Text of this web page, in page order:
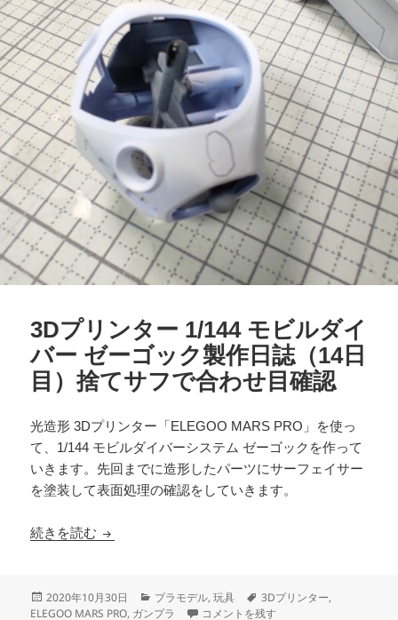
3Dプリンター 1/144 モビルダイ
バー ゼーゴック製作日誌（14日
目）捨てサフで合わせ目確認
光造形 3Dプリンター「ELEGOO MARS PRO」を使っ
て、1/144 モビルダイバーシステム ゼーゴックを作って
いきます。先回までに造形したパーツにサーフェイサー
を塗装して表面処理の確認をしていきます。
続きを読む 3Dプリンター 1/144 モビルダイバー ゼーゴック
投
稿
2020年10月30日
カ
テ
プラモデル,玩具
タ
グ
3Dプリンター,
ELEGOO MARS PRO, ガンプラ 3Dプリンター 1/144 モビルダイバー ゼ
コメントを残す